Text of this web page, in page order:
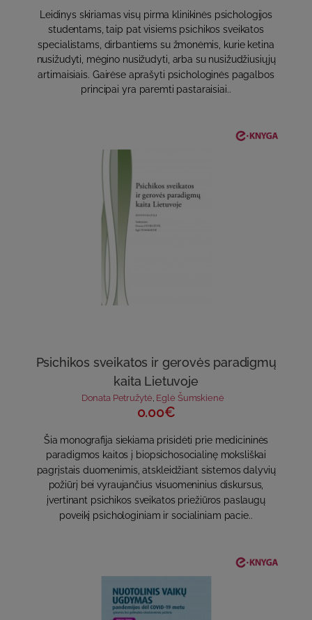
Leidinys skiriamas visų pirma klinikinės psichologijos
studentams, taip pat visiems psichikos sveikatos
specialistams, dirbantiems su žmonėmis, kurie ketina
nusižudyti, mėgino nusižudyti, arba su nusižudžiusiųjų
artimaisiais. Gairėse aprašyti psichologinės pagalbos
principai yra paremti pastaraisiai..
Psichikos sveikatos ir gerovės paradigmų
kaita Lietuvoje
Donata Petružytė, Eglė Šumskienė
0.00€
Šia monografija siekiama prisidėti prie medicininės
paradigmos kaitos į biopsichosocialinę moksliškai
pagrįstais duomenimis, atskleidžiant sistemos dalyvių
požiūrį bei vyraujančius visuomeninius diskursus,
įvertinant psichikos sveikatos priežiūros paslaugų
poveikį psichologiniam ir socialiniam pacie..